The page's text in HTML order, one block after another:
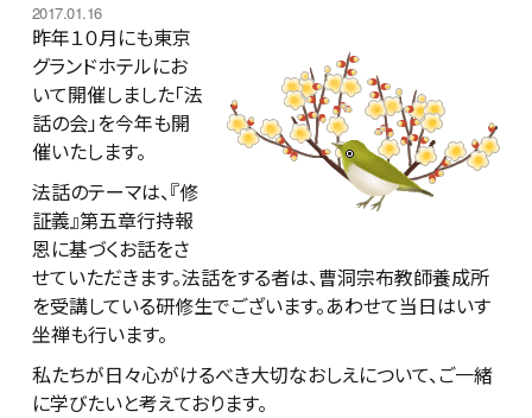
2017.01.16
昨年１０月にも東京
グランドホテルにお
いて開催しました「法
話の会」を今年も開
催いたします。
法話のテーマは、『修
証義』第五章行持報
恩に基づくお話をさ
せていただきます。法話をする者は、曹洞宗布教師養成所
を受講している研修生でございます。あわせて当日はいす
坐禅も行います。
私たちが日々心がけるべき大切なおしえについて、ご一緒
に学びたいと考えております。